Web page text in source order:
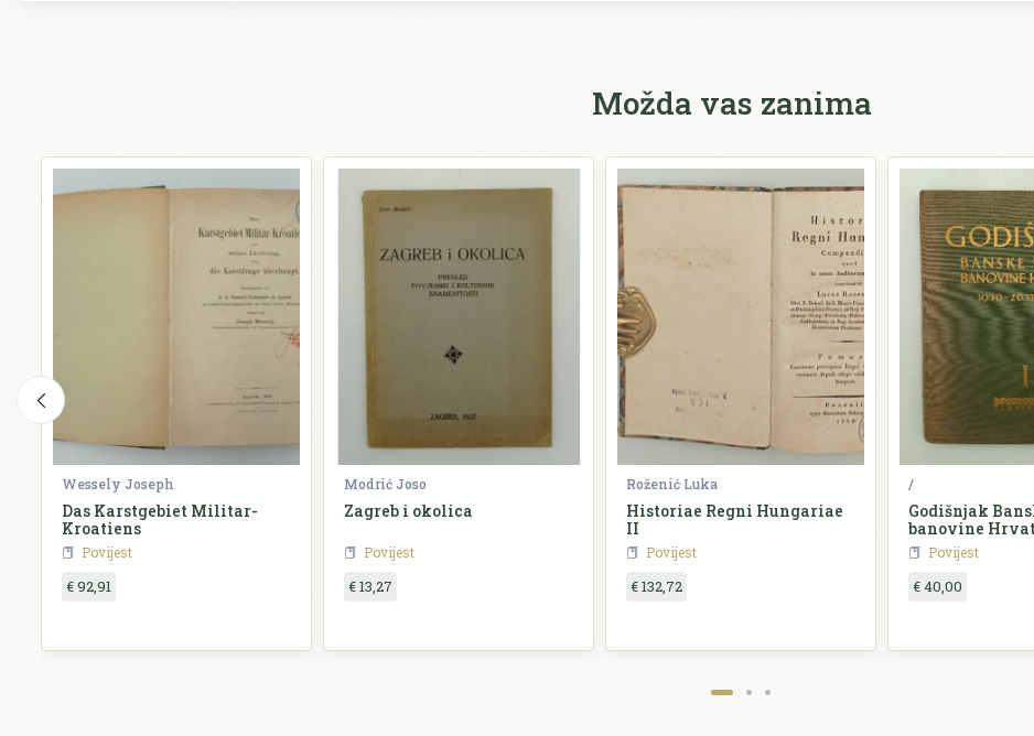
Možda vas zanima
Wessely Joseph
Das Karstgebiet Militar-
Kroatiens
Povijest
€ 92,91
Modrić Joso
Zagreb i okolica
Povijest
€ 13,27
Roženić Luka
Historiae Regni Hungariae
II
Povijest
€ 132,72
/
Godišnjak
banovine
Povijest
€ 40,00